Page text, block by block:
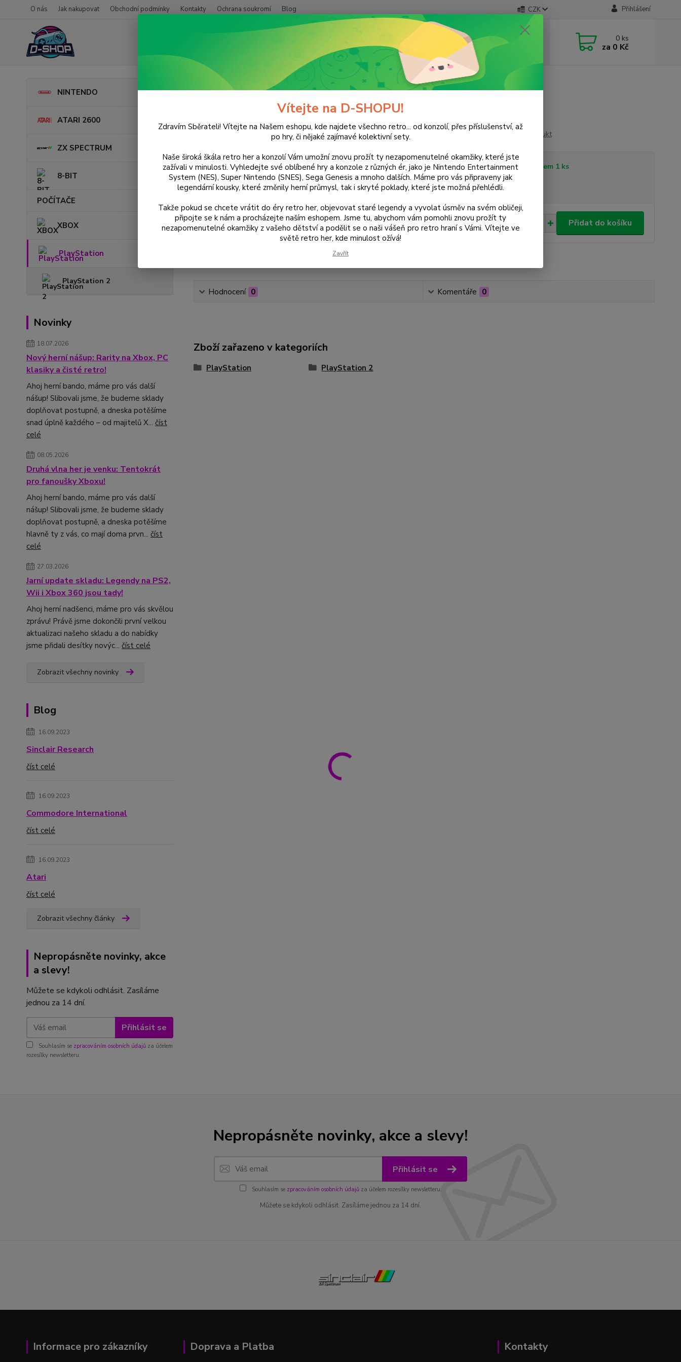
O nás Jak nakupovat Obchodní podmínky Kontakty Ochrana soukromí Blog CZK Přihlášení
Nevíte si rady? Zavolejte.
+420 733 751 266
(Po-Pá, 15:00-20:00 hod.)
0 ks
za 0 Kč
NINTENDO
ATARI 2600
ZX SPECTRUM
8-BIT
POČÍTAČE
XBOX
PlayStation
PlayStation 2
Novinky
18.07.2026
Nový herní nášup: Rarity na Xbox, PC
klasiky a čisté retro!
Ahoj herní bando, máme pro vás další
nášup! Slibovali jsme, že budeme sklady
doplňovat postupně, a dneska potěšíme
snad úplně každého – od majitelů X... číst
celé
08.05.2026
Druhá vlna her je venku: Tentokrát
pro fanoušky Xboxu!
Ahoj herní bando, máme pro vás další
nášup! Slibovali jsme, že budeme sklady
doplňovat postupně, a dneska potěšíme
hlavně ty z vás, co mají doma prvn... číst
celé
27.03.2026
Jarní update skladu: Legendy na PS2,
Wii i Xbox 360 jsou tady!
Ahoj herní nadšenci, máme pro vás skvělou
zprávu! Právě jsme dokončili první velkou
aktualizaci našeho skladu a do nabídky
jsme přidali desítky novýc... číst celé
Zobrazit všechny novinky
Blog
16.09.2023
Sinclair Research
číst celé
16.09.2023
Commodore International
číst celé
16.09.2023
Atari
číst celé
Zobrazit všechny články
Nepropásněte novinky, akce
a slevy!
Můžete se kdykoli odhlásit. Zasíláme
jednou za 14 dní.
Přihlásit se
Souhlasím se zpracováním osobních údajů za účelem
rozesílky newsletteru.
PlayStation Summoner 2
Summoner 2
Ohodnotit produkt
Dostupnost Skladem 1 ks
Nejsme plátci DPH
250 Kč/ks Přidat do košíku
Hodnocení 0 Komentáře 0
Zboží zařazeno v kategoriích
PlayStation PlayStation 2
Nepropásněte novinky, akce a slevy!
Přihlásit se
Souhlasím se zpracováním osobních údajůza účelem rozesílky newsletteru.
Můžete se kdykoli odhlásit. Zasíláme jednou za 14 dní.
Informace pro zákazníky Doprava a Platba Kontakty
Vítejte na D-SHOPU!
Zdravím Sběrateli! Vítejte na Našem eshopu, kde najdete všechno retro... od konzolí, přes příslušenství, až
po hry, či nějaké zajímavé kolektivní sety.
Naše široká škála retro her a konzolí Vám umožní znovu prožít ty nezapomenutelné okamžiky, které jste
zažívali v minulosti. Vyhledejte své oblíbené hry a konzole z různých ér, jako je Nintendo Entertainment
System (NES), Super Nintendo (SNES), Sega Genesis a mnoho dalších. Máme pro vás připraveny jak
legendární kousky, které změnily herní průmysl, tak i skryté poklady, které jste možná přehlédli.
Takže pokud se chcete vrátit do éry retro her, objevovat staré legendy a vyvolat úsměv na svém obličeji,
připojte se k nám a procházejte naším eshopem. Jsme tu, abychom vám pomohli znovu prožít ty
nezapomenutelné okamžiky z vašeho dětství a podělit se o naši vášeň pro retro hraní s Vámi. Vítejte ve
světě retro her, kde minulost ožívá!
Zavřít